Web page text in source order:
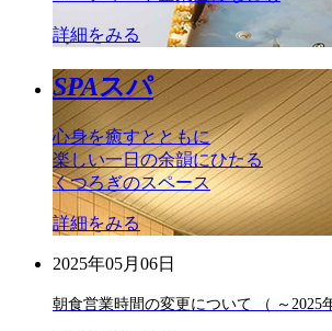
詳細をみる
SPAスパ
心身を癒すとともに
楽しい一日の余韻にひたる
くつろぎのスペース
詳細をみる
2025年05月06日
朝食営業時間の変更について （ ～2025